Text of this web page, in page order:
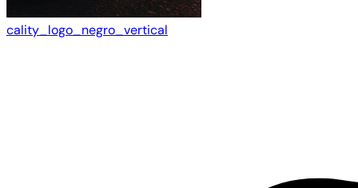
cality_logo_negro_vertical